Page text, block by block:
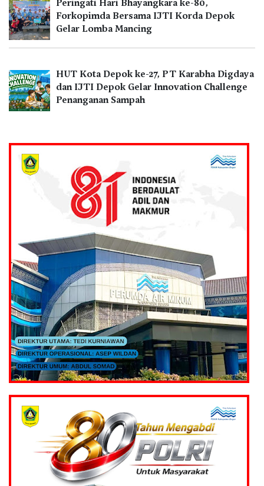
Peringati Hari Bhayangkara ke-80,
Forkopimda Bersama IJTI Korda Depok
Gelar Lomba Mancing
HUT Kota Depok ke-27, PT Karabha Digdaya
dan IJTI Depok Gelar Innovation Challenge
Penanganan Sampah